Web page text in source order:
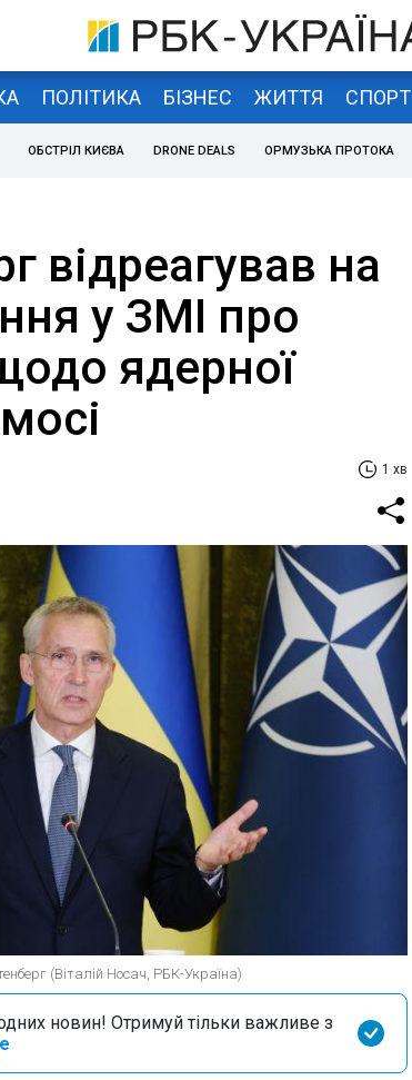
ПОЛІТИКА БІЗНЕС ЖИТТЯ СПОРТ
ОБСТРІЛ КИЄВА DRONE DEALS ОРМУЗЬКА ПРОТОКА
відреагував на
у ЗМІ про
ядерної
1 хв
(Віталій Носач, РБК-Україна)
новин! Отримуй тільки важливе з